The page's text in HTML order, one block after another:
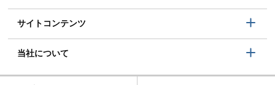
サイトコンテンツ
当社について